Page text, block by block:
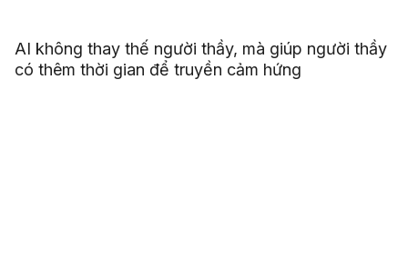
AI không thay thế người thầy, mà giúp người thầy
có thêm thời gian để truyền cảm hứng